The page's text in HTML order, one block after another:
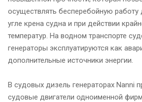
осуществлять бесперебойную
угле крена судна и при действии
температур. На водном транспорте
генераторы эксплуатируются как
дополнительные источники энергии.
В судовых дизель генераторах Nanni
судовые двигатели одноименной